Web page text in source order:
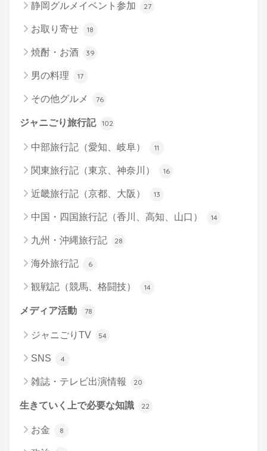
静岡グルメイベント参加 27
お取り寄せ 18
焼酎・お酒 39
男の料理 17
その他グルメ 76
ジャニごり旅行記 102
中部旅行記（愛知、岐阜） 11
関東旅行記（東京、神奈川） 16
近畿旅行記（京都、大阪） 13
中国・四国旅行記（香川、高知、山口） 14
九州・沖縄旅行記 28
海外旅行記 6
観戦記（競馬、格闘技） 14
メディア活動 78
ジャニごりTV 54
SNS 4
雑誌・テレビ出演情報 20
生きていく上で必要な知識 22
お金 8